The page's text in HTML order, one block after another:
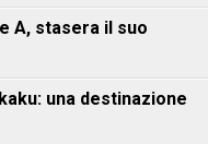
A, stasera il suo
una destinazione